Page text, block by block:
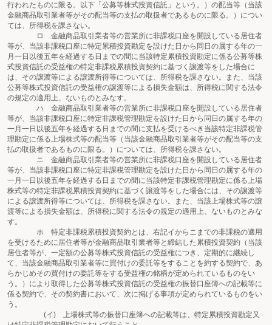
行われたものに限る。以下「公募等株式投資信託」という。）の配当等（当該
金融商品取引業者等がその配当等の支払の取扱者であるものに限る。）につい
ては、所得税を課さない。
ロ 金融商品取引業者等の営業所に非課税口座を開設している居住者
等が、当該非課税口座に特定累積投資勘定を設けた日から同日の属する年の一
月一日以後五年を経過する日までの間に当該特定累積投資勘定に係る公募等株
式投資信託の受益権の特定非課税累積投資契約に基づく譲渡等をした場合に
は、その譲渡等による譲渡所得等については、所得税を課さない。また、当該
公募等株式投資信託の受益権の譲渡等による損失金額は、所得税に関する法令
の規定の適用上、ないものとみなす。
ハ 金融商品取引業者等の営業所に非課税口座を開設している居住者
等が、当該非課税口座に特定非課税管理勘定を設けた日から同日の属する年の
一月一日以後五年を経過する日までの間に支払を受けるべき当該特定非課税管
理勘定に係る上場株式等の配当等（当該金融商品取引業者等がその配当等の支
払の取扱者であるものに限る。）については、所得税を課さない。
ニ 金融商品取引業者等の営業所に非課税口座を開設している居住者
等が、当該非課税口座に特定非課税管理勘定を設けた日から同日の属する年の
一月一日以後五年を経過する日までの間に当該特定非課税管理勘定に係る上場
株式等の特定非課税累積投資契約に基づく譲渡等をした場合には、その譲渡等
による譲渡所得等については、所得税を課さない。また、当該上場株式等の譲
渡等による損失金額は、所得税に関する法令の規定の適用上、ないものとみな
す。
ホ 特定非課税累積投資契約とは、右記イからニまでの非課税の適用
を受けるために居住者等が金融商品取引業者等と締結した累積投資契約（当該
居住者等が、一定額の公募等株式投資信託の受益権につき、定期的に継続し
て、当該金融商品取引業者等に買付けの委託等をすることを約する契約で、あ
らかじめその買付けの委託等をする受益権の銘柄が定められているものをい
う。）により取得した公募等株式投資信託の受益権の振替口座簿への記載等に
係る契約で、その契約書において、次に掲げる事項が定められているものをい
う。
(イ) 上場株式等の振替口座簿への記載等は、特定累積投資勘定又